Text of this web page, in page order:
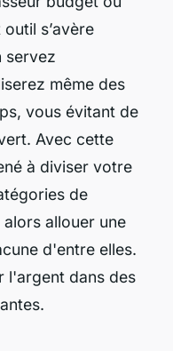
s’avère
servez
même des
vous évitant de
Avec cette
à diviser votre
de
allouer une
d'entre elles.
l'argent dans des